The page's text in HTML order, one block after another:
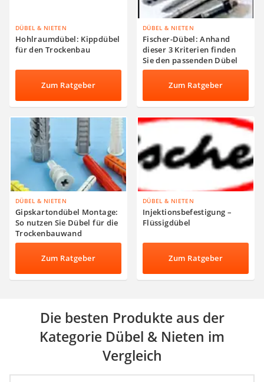
DÜBEL & NIETEN
Hohlraumdübel: Kippdübel
für den Trockenbau
Zum Ratgeber
DÜBEL & NIETEN
Fischer-Dübel: Anhand
dieser 3 Kriterien finden
Sie den passenden Dübel
für jeden Baustoff
Zum Ratgeber
DÜBEL & NIETEN
Gipskartondübel Montage:
So nutzen Sie Dübel für die
Trockenbauwand
Zum Ratgeber
DÜBEL & NIETEN
Injektionsbefestigung –
Flüssigdübel
Zum Ratgeber
Die besten Produkte aus der
Kategorie Dübel & Nieten im
Vergleich